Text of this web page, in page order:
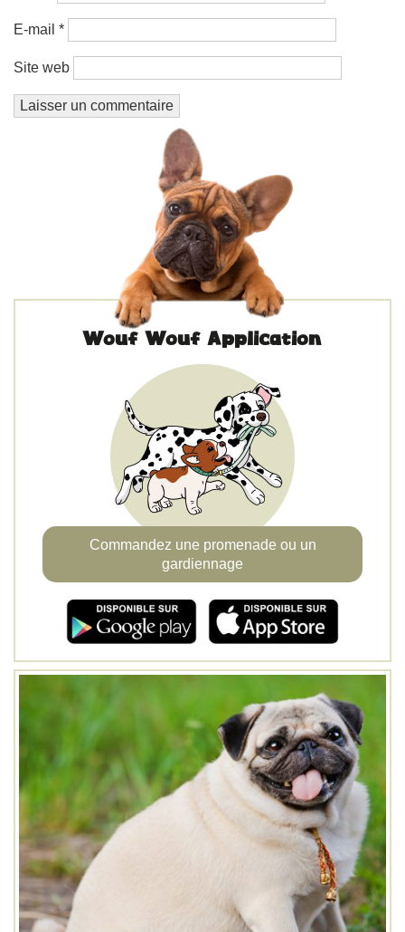
E-mail *
Site web
Wouf Wouf Application
Commandez une promenade ou un
gardiennage